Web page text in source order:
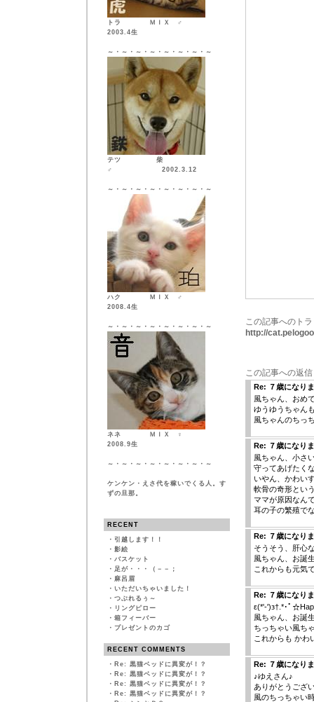
トラ ＭＩＸ ♂
2003.4生
～・～・～・～・～・～・～・～
テツ 柴
♂ 2002.3.12
～・～・～・～・～・～・～・～
ハク ＭＩＸ ♂
2008.4生
～・～・～・～・～・～・～・～
ネネ ＭＩＸ ♀
2008.9生
～・～・～・～・～・～・～・～
ケンケン・えさ代を稼いでくる人。す
ずの旦那。
RECENT
・ 引越します！！
・ 影絵
・ バスケット
・ 足が・・・（－－；
・ 麻呂眉
・ いただいちゃいました！
・ つぶれるぅ～
・ リングピロー
・ 箱フィーバー
・ プレゼントのカゴ
RECENT COMMENTS
・ Re: 黒猫ベッドに異変が！？
・ Re: 黒猫ベッドに異変が！？
・ Re: 黒猫ベッドに異変が！？
・ Re: 黒猫ベッドに異変が！？
この記事へのト
http://
この記事への返信
Re: ７歳になり
風ちゃん、おめ
ゆうゆうちゃん
風ちゃんのちっ
Re: ７歳になり
風ちゃん、小さ
守ってあげたく
いやん、かわい
軟骨の奇形とい
ママが原因なん
耳の子の繁殖で
Re: ７歳になり
そうそう、肝心
風ちゃん、お誕
これからも元気
Re: ７歳になり
ε(*'-')з†.*･ﾟ
風ちゃん、お誕
ちっちゃい風ち
これからも か
Re: ７歳になり
♪ゆえさん♪
ありがとうござ
風のちっちゃい